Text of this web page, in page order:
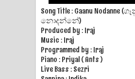
Manobhawa Song
ගීතයේ පද පෙළ
Akahe Indala Song
ඉඳලා ගීතයේ පද පෙළ
Song Title : Gaanu Nodanne
නොදන්නේ)
Produced by : Iraj
Music : Iraj
Programmed by : Iraj
Piano : Priyal ( Ants )
Live Bass : Sezri